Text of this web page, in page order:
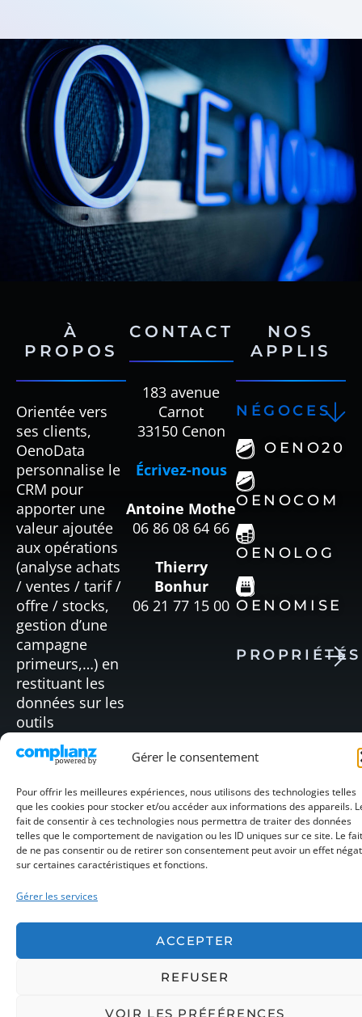
Gérer le consentement
Pour offrir les meilleures expériences, nous utilisons des technologies telles
que les cookies pour stocker et/ou accéder aux informations des appareils.
fait de consentir à ces technologies nous permettra de traiter des données
telles que le comportement de navigation ou les ID uniques sur ce site. Le fait
de ne pas consentir ou de retirer son consentement peut avoir un effet
sur certaines caractéristiques et fonctions.
Gérer les services
ACCEPTER
REFUSER
VOIR LES PRÉFÉRENCES
À
PROPOS
Orientée vers
ses clients,
OenoData
personnalise le
CRM pour
apporter une
valeur ajoutée
aux opérations
(analyse achats
/ ventes / tarif /
offre / stocks,
gestion d’une
campagne
primeurs,…) en
restituant les
données sur les
outils
modernes de
mobilité (Web,
CONTACT
183 avenue
Carnot
33150 Cenon
Écrivez-nous
Antoine Mothe
06 86 08 64 66
Thierry
Bonhur
06 21 77 15 00
NOS
APPLIS
NÉGOCES
OENO20
OENOCOM
OENOLOG
OENOMISE
PROPRIÉTÉS
©OENODATA
MENTIONS
LÉGALES
CONFIDENTIALITÉ
COOKIES |